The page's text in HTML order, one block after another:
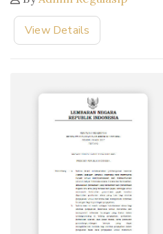
View Details